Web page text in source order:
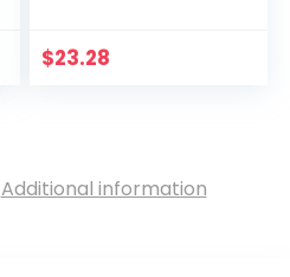
$23.28
Additional information